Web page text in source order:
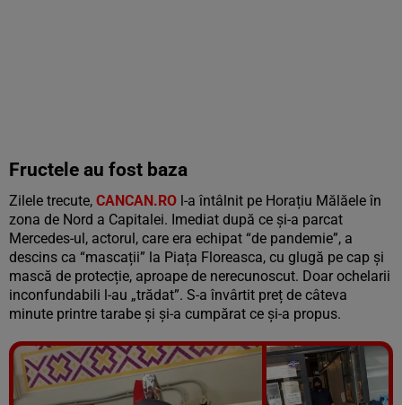
Fructele au fost baza
Zilele trecute, CANCAN.RO l-a întâlnit pe Horațiu Mălăele în
zona de Nord a Capitalei. Imediat după ce și-a parcat
Mercedes-ul, actorul, care era echipat “de pandemie”, a
descins ca “mascații” la Piața Floreasca, cu glugă pe cap și
mască de protecție, aproape de nerecunoscut. Doar ochelarii
inconfundabili l-au „trădat”. S-a învârtit preț de câteva
minute printre tarabe și și-a cumpărat ce și-a propus.